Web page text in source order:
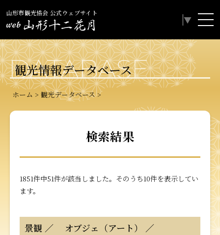
山形市観光協会 公式ウェブサイト
▼
観光情報データベース
DATABASE
ホーム 観光データベース
検索結果
1851件中51件が該当しました。そのうち10件を表示してい
ます。
景観 オブジェ（アート）